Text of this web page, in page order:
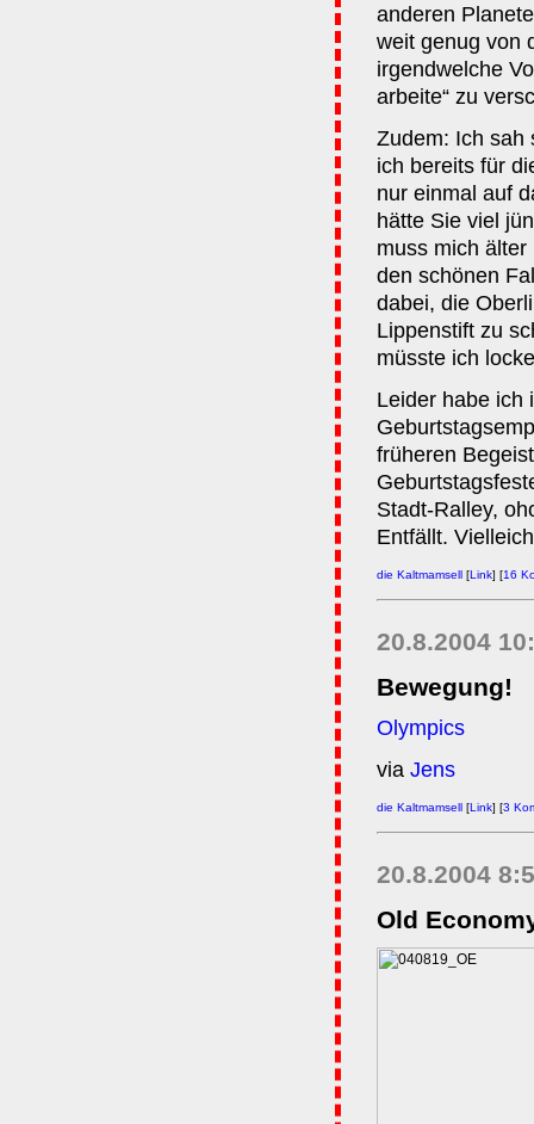
anderen
weit genug von
irgendwelche
arbeite“ zu
Zudem: Ich sah
ich bereits für
nur einmal auf
hätte Sie viel
muss mich
den schönen
dabei, die
Lippenstift zu
müsste ich
Leider habe ich
früheren
Stadt-Ralley,
Entfällt.
die Kaltmamsell [Link] [16
20.8.2004
Bewegung!
Olympics
via Jens
die Kaltmamsell [Link] [3
20.8.2004
Old